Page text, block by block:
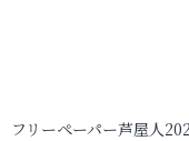
フリーペーパー芦屋人